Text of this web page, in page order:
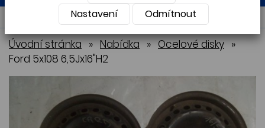
NABÍDKA
Úvodní stránka » Nabídka » Ocelové disky »
Ford 5x108 6,5Jx16"H2
Nastavení
Odmítnout